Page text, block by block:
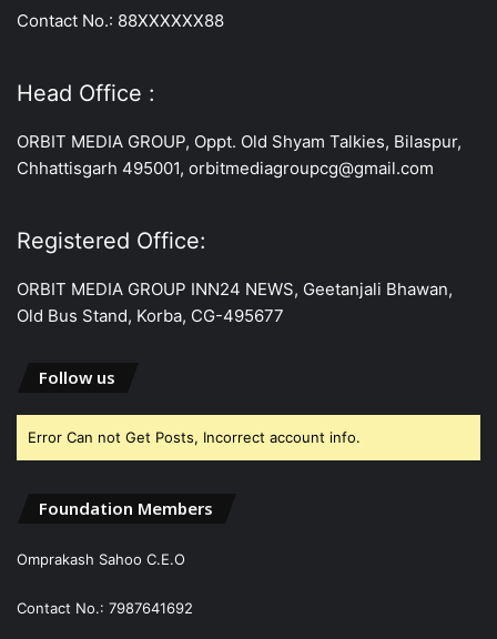
Contact No.: 88XXXXXX88
Head Office :
ORBIT MEDIA GROUP, Oppt. Old Shyam Talkies, Bilaspur,
Chhattisgarh 495001, orbitmediagroupcg@gmail.com
Registered Office:
ORBIT MEDIA GROUP INN24 NEWS, Geetanjali Bhawan,
Old Bus Stand, Korba, CG-495677
Follow us
Error Can not Get Posts, Incorrect account info.
Foundation Members
Omprakash Sahoo C.E.O
Contact No.: 7987641692